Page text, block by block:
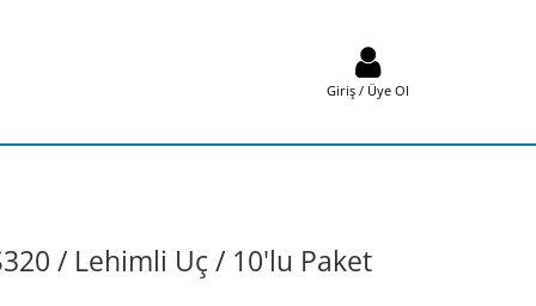
Giriş / Üye Ol
/ Lehimli Uç / 10'lu Paket